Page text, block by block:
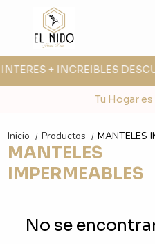
+ INCREIBLES
Tu Hogar
Inicio / Productos / MANTELES
MANTELES
IMPERMEABLES
No se